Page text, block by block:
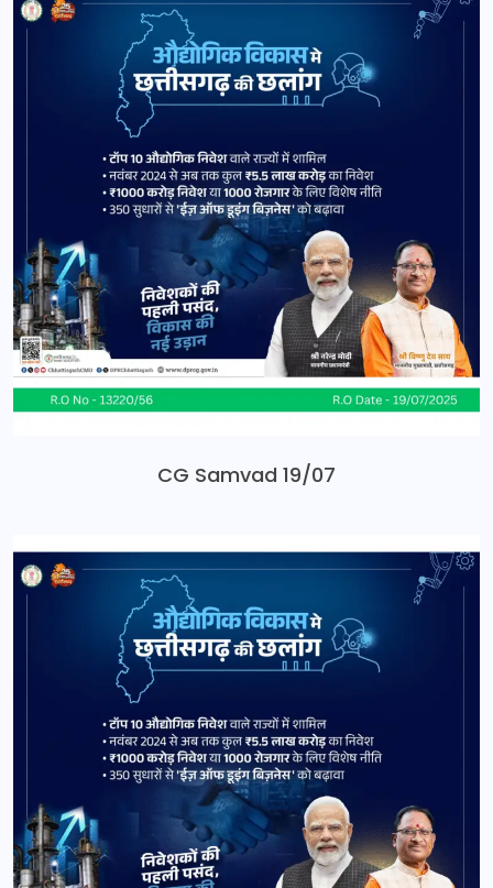
CG Samvad 19/07